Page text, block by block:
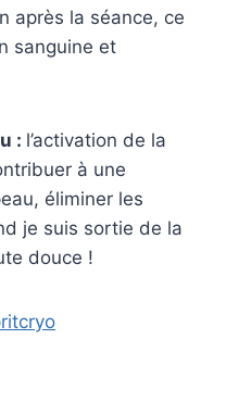
après la séance, ce
sanguine et
: l’activation de la
à une
éliminer les
je suis sortie de la
douce !